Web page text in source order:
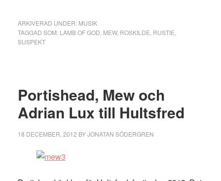
ARKIVERAD UNDER: MUSIK
TAGGAD SOM: LAMB OF GOD MEW, ROSKILDE RUSTIE
SUSPEKT
Portishead, Mew och
Adrian Lux till Hultsfred
18 DECEMBER, 2012 BYJONATAN SÖDERGREN